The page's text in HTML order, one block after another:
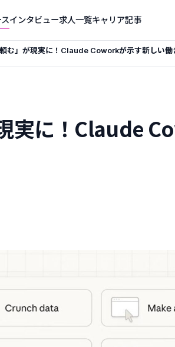
インタビュー求人一覧キャリア記事
む」が現実に！Claude Coworkが示す新しい働
実に！Claude